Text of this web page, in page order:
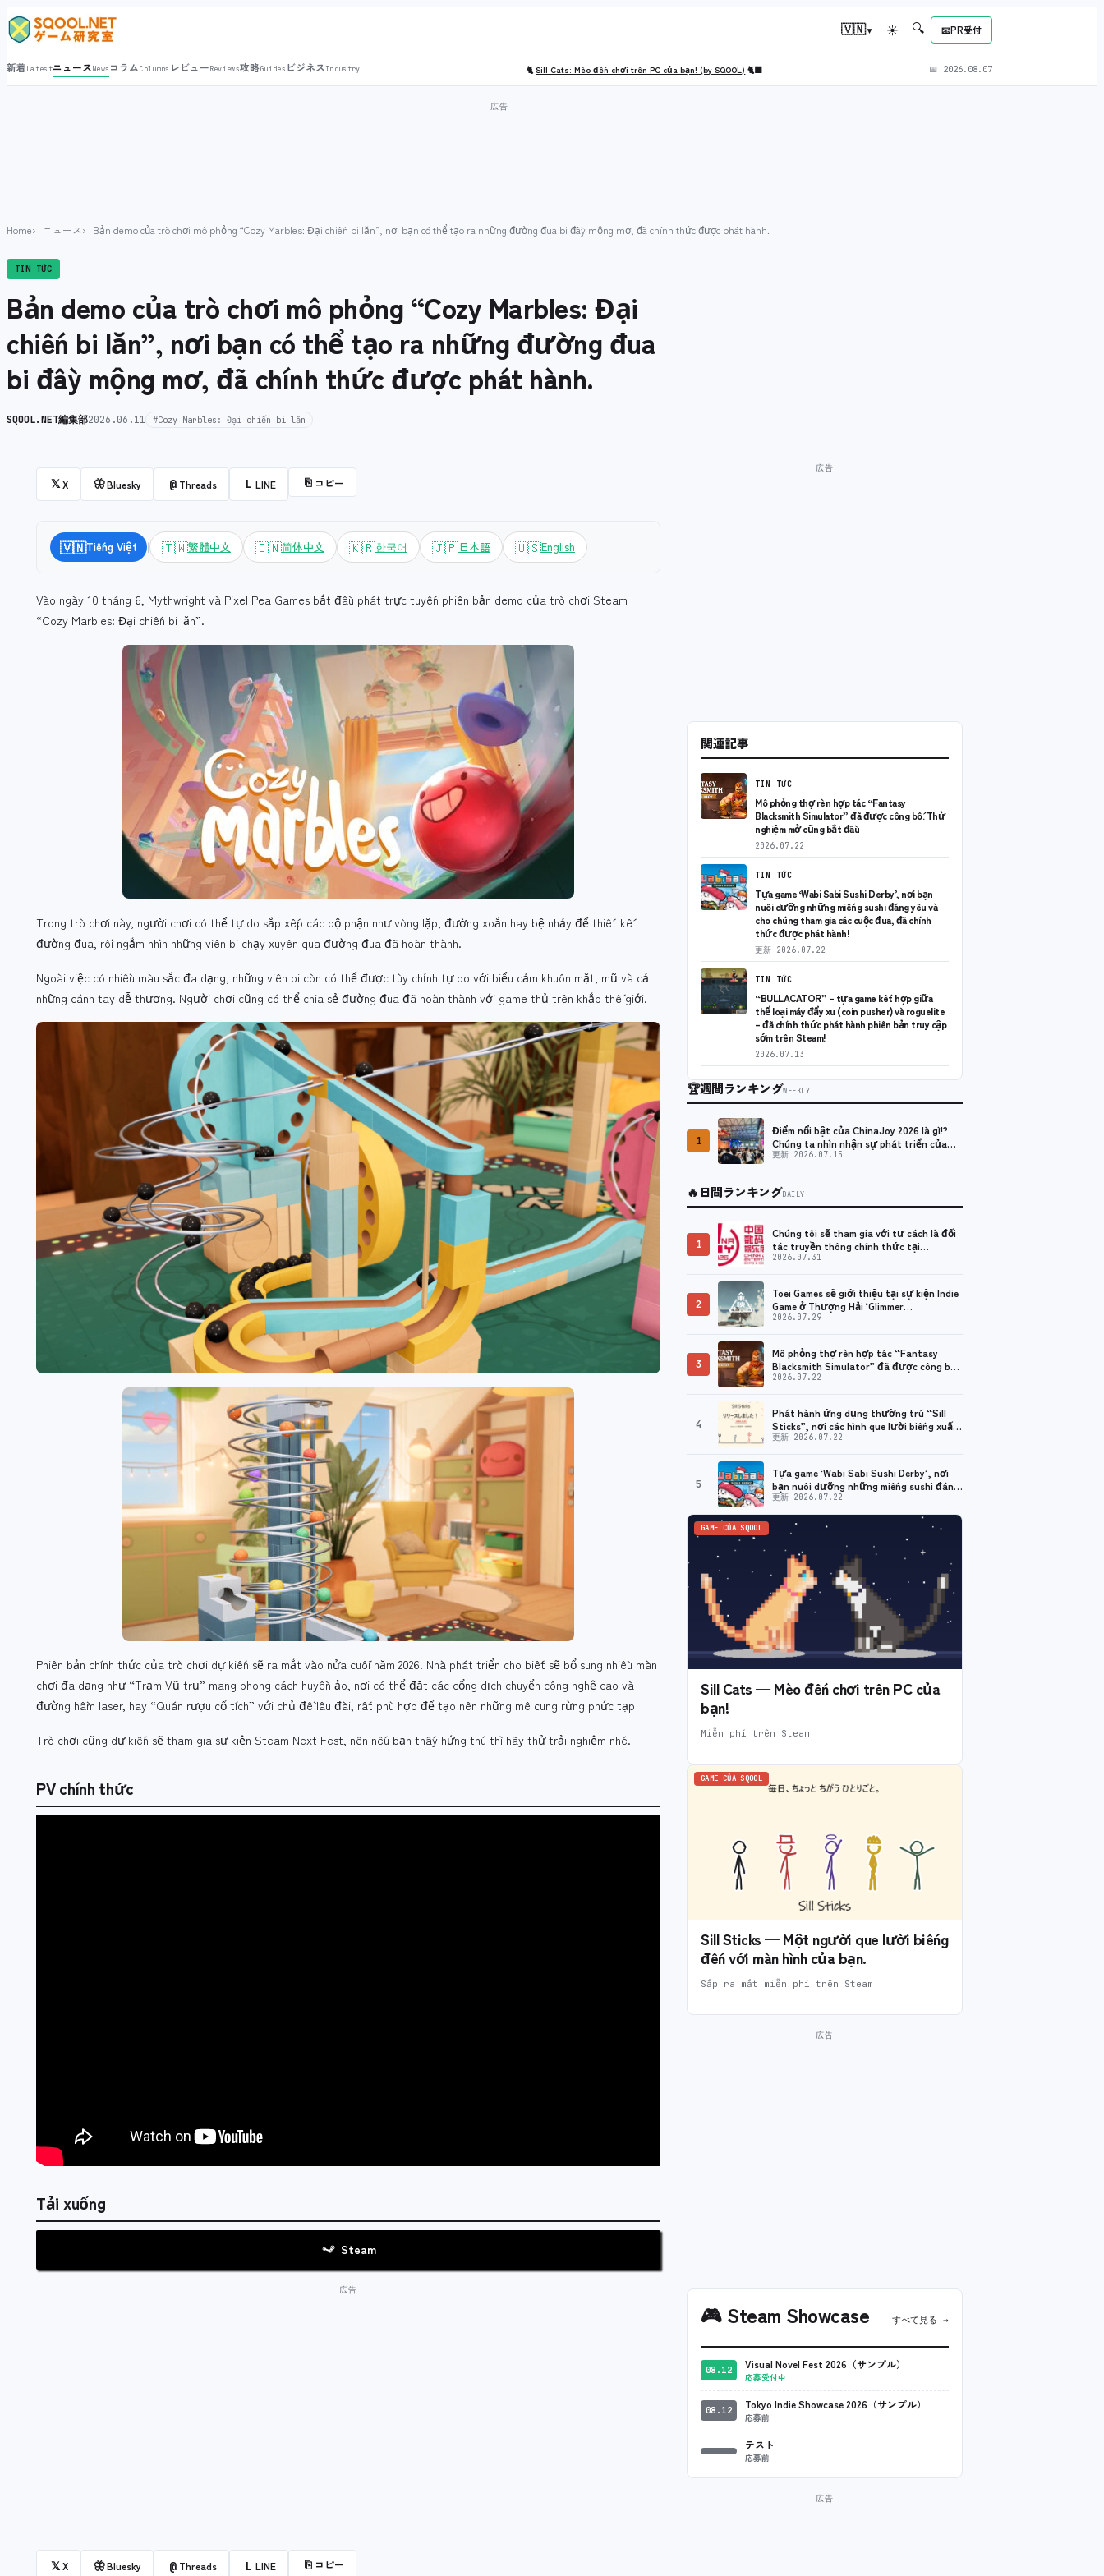
🇻🇳▾ ☀ 🔍 📧PR受付
新着LatestニュースNews コラムColumns レビューReviews攻略Guides ビジネスIndustry 🐈Sill Cats: Mèo đến chơi trên PC của bạn! (by SQOOL) 🐈‍⬛ 📅 2026.08.07
Home ニュース Bản demo của trò chơi mô phỏng “Cozy Marbles: Đại chiến bi lăn”, nơi bạn có thể tạo ra những đường đua bi đầy mộng mơ, đã chính thức được phát hành.
TIN TỨC
Bản demo của trò chơi mô phỏng “Cozy Marbles: Đại
chiến bi lăn”, nơi bạn có thể tạo ra những đường đua
bi đầy mộng mơ, đã chính thức được phát hành.
SQOOL.NET編集部2026.06.11 #Cozy Marbles: Đại chiến bi lăn
𝕏X 🦋Bluesky @ Threads L LINE ⎘ コピー
🇻🇳Tiếng Việt | 🇹🇼繁體中文 🇨🇳简体中文 🇰🇷한국어 🇯🇵日本語 🇺🇸English
Vào ngày 10 tháng 6, Mythwright và Pixel Pea Games bắt đầu phát trực tuyến phiên bản demo của trò chơi Steam
“Cozy Marbles: Đại chiến bi lăn”.
Trong trò chơi này, người chơi có thể tự do sắp xếp các bộ phận như vòng lặp, đường xoắn hay bệ nhảy để thiết kế
đường đua, rồi ngắm nhìn những viên bi chạy xuyên qua đường đua đã hoàn thành.
Ngoài việc có nhiều màu sắc đa dạng, những viên bi còn có thể được tùy chỉnh tự do với biểu cảm khuôn mặt, mũ và cả
những cánh tay dễ thương. Người chơi cũng có thể chia sẻ đường đua đã hoàn thành với game thủ trên khắp thế giới.
Phiên bản chính thức của trò chơi dự kiến sẽ ra mắt vào nửa cuối năm 2026. Nhà phát triển cho biết sẽ bổ sung nhiều màn
chơi đa dạng như “Trạm Vũ trụ” mang phong cách huyền ảo, nơi có thể đặt các cổng dịch chuyển công nghệ cao và
đường hầm laser, hay “Quán rượu cổ tích” với chủ đề lâu đài, rất phù hợp để tạo nên những mê cung rừng phức tạp
Trò chơi cũng dự kiến sẽ tham gia sự kiện Steam Next Fest, nên nếu bạn thấy hứng thú thì hãy thử trải nghiệm nhé.
PV chính thức
Tải xuống
Steam
𝕏X 🦋Bluesky @ Threads L LINE ⎘ コピー
関連記事
TIN TỨC
Mô phỏng thợ rèn hợp tác “Fantasy
Blacksmith Simulator” đã được công bố. Thử
nghiệm mở cũng bắt đầu
2026.07.22
TIN TỨC
Tựa game ‘Wabi Sabi Sushi Derby’, nơi bạn
nuôi dưỡng những miếng sushi đáng yêu và
cho chúng tham gia các cuộc đua, đã chính
thức được phát hành!
更新 2026.07.22
TIN TỨC
“BULLACATOR” – tựa game kết hợp giữa
thể loại máy đẩy xu (coin pusher) và roguelite
– đã chính thức phát hành phiên bản truy cập
sớm trên Steam!
2026.07.13
🏆週間ランキングWEEKLY
1
Điểm nổi bật của ChinaJoy 2026 là gì!?
Chúng ta nhìn nhận sự phát triển của
ngành công nghiệp game Trung Quốc và
更新 2026.07.15
🔥日間ランキングDAILY
1
Chúng tôi sẽ tham gia với tư cách là đối
tác truyền thông chính thức tại
ChinaJoy.
2026.07.31
2
Toei Games sẽ giới thiệu tại sự kiện Indie
Game ở Thượng Hải ‘Glimmer
Condensation 2026 ChinaJoy Special
2026.07.29
3
Mô phỏng thợ rèn hợp tác “Fantasy
Blacksmith Simulator” đã được công bố.
Thử nghiệm mở cũng bắt đầu
2026.07.22
4
Phát hành ứng dụng thường trú “Sill
Sticks”, nơi các hình que lười biếng xuất
hiện trên máy tính của bạn!
更新 2026.07.22
5
Tựa game ‘Wabi Sabi Sushi Derby’, nơi
bạn nuôi dưỡng những miếng sushi đáng
yêu và cho chúng tham gia các cuộc đua,
đã chính thức được phát hành!
更新 2026.07.22
GAME CỦA SQOOL
Sill Cats — Mèo đến chơi trên PC của
bạn!
Miễn phí trên Steam
GAME CỦA SQOOL
Sill Sticks — Một người que lười biếng
đến với màn hình của bạn.
Sắp ra mắt miễn phí trên Steam
🎮Steam Showcase すべて見る →
08.12 Visual Novel Fest 2026（サンプル）
応募受付中
08.12 Tokyo Indie Showcase 2026（サンプル）
応募前
テスト
応募前